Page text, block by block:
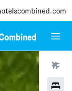
رحلات طيران
فنادق